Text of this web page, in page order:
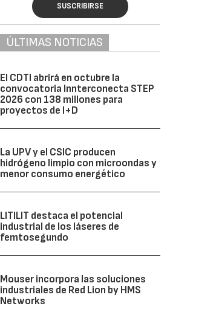
SUSCRIBIRSE
ÚLTIMAS NOTICIAS
El CDTI abrirá en octubre la
convocatoria Innterconecta STEP
2026 con 138 millones para
proyectos de I+D
La UPV y el CSIC producen
hidrógeno limpio con microondas y
menor consumo energético
LITILIT destaca el potencial
industrial de los láseres de
femtosegundo
Mouser incorpora las soluciones
industriales de Red Lion by HMS
Networks